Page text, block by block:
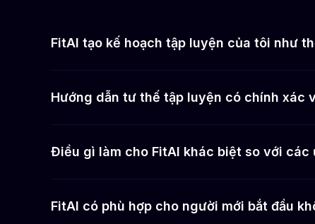
FitAI tạo kế hoạch tập luyện của tôi như
Hướng dẫn tư thế tập luyện có chính xác
Điều gì làm cho FitAI khác biệt so với
FitAI có phù hợp cho người mới bắt đầu